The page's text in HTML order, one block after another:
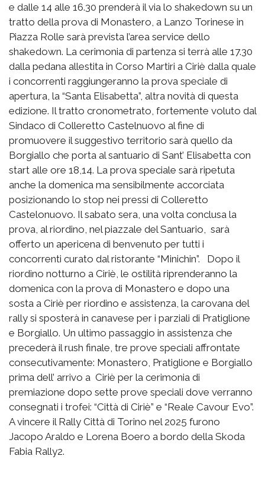
e dalle 14 alle 16.30 prenderà il via lo shakedown su un
tratto della prova di Monastero, a Lanzo Torinese in
Piazza Rolle sarà prevista l’area service dello
shakedown. La cerimonia di partenza si terrà alle 17.30
dalla pedana allestita in Corso Martiri a Ciriè dalla quale
i concorrenti raggiungeranno la prova speciale di
apertura, la “Santa Elisabetta”, altra novità di questa
edizione. Il tratto cronometrato, fortemente voluto dal
Sindaco di Colleretto Castelnuovo al fine di
promuovere il suggestivo territorio sarà quello da
Borgiallo che porta al santuario di Sant’ Elisabetta con
start alle ore 18,14. La prova speciale sarà ripetuta
anche la domenica ma sensibilmente accorciata
posizionando lo stop nei pressi di Colleretto
Castelonuovo. Il sabato sera, una volta conclusa la
prova, al riordino, nel piazzale del Santuario, sarà
offerto un apericena di benvenuto per tutti i
concorrenti curato dal ristorante “Minichin”. Dopo il
riordino notturno a Ciriè, le ostilità riprenderanno la
domenica con la prova di Monastero e dopo una
sosta a Ciriè per riordino e assistenza, la carovana del
rally si sposterà in canavese per i parziali di Pratiglione
e Borgiallo. Un ultimo passaggio in assistenza che
precederà il rush finale, tre prove speciali affrontate
consecutivamente: Monastero, Pratiglione e Borgiallo
prima dell’ arrivo a Ciriè per la cerimonia di
premiazione dopo sette prove speciali dove verranno
consegnati i trofei: “Città di Ciriè” e “Reale Cavour Evo”.
A vincere il Rally Città di Torino nel 2025 furono
Jacopo Araldo e Lorena Boero a bordo della Skoda
Fabia Rally2.